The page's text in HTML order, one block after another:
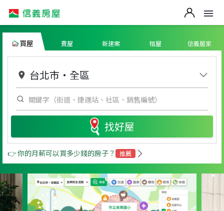
買屋 賣屋 新建案 租屋 信義居家
台北市 ・ 全區
找好屋
👉 你的月薪可以買多少錢的房子？ 推薦